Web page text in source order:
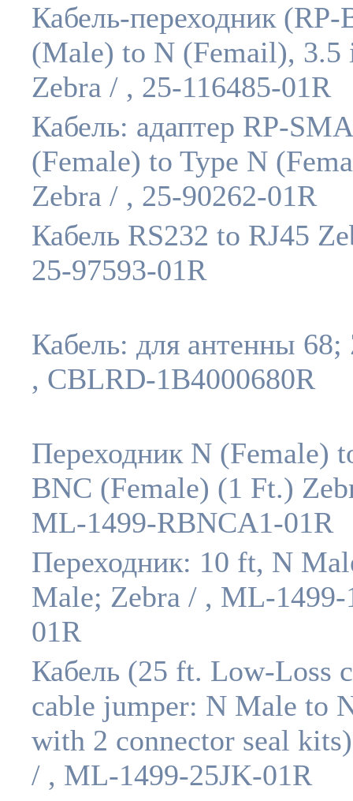
Кабель-переходник (RP-
(Male) to N (Femail), 3.5
Zebra / , 25-116485-01R
Кабель: адаптер RP-SMA
(Female) to Type N
Zebra / , 25-90262-01R
Кабель RS232 to RJ45
25-97593-01R
Кабель: для антенны 68;
, CBLRD-1B4000680R
Переходник N (Female)
BNC (Female) (1 Ft.)
ML-1499-RBNCA1-01R
Переходник: 10 ft, N
Male; Zebra / , ML-1499-
01R
Кабель (25 ft. Low-Loss
cable jumper: N Male to
with 2 connector seal
/ , ML-1499-25JK-01R